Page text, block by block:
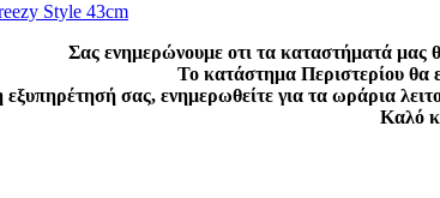
Style 43cm
Σας ενημερώνουμε οτι τα καταστήματά μας
Το κατάστημα Περιστερίου θα
εξυπηρέτησή σας, ενημερωθείτε για τα ωράρια
Καλό